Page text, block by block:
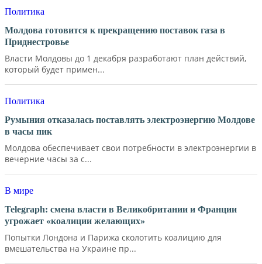
Политика
Молдова готовится к прекращению поставок газа в
Приднестровье
Власти Молдовы до 1 декабря разработают план действий,
который будет примен...
Политика
Румыния отказалась поставлять электроэнергию Молдове
в часы пик
Молдова обеспечивает свои потребности в электроэнергии в
вечерние часы за с...
В мире
Telegraph: смена власти в Великобритании и Франции
угрожает «коалиции желающих»
Попытки Лондона и Парижа сколотить коалицию для
вмешательства на Украине пр...